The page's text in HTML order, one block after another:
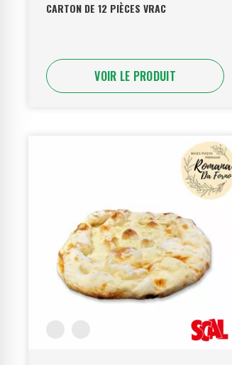
CARTON DE 12 PIÈCES VRAC
VOIR LE PRODUIT